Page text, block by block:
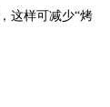
这样可减少“烤